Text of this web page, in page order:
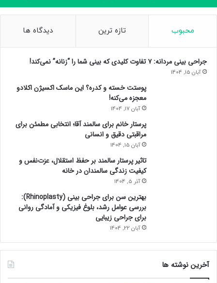
محبوب تازه ترین دیدگاه ها
جراحی بینی مردانه: ۷ تفاوت کلیدی که بینی شما را “زنانه” نمی‌کند!
آبان 15, 1404
پوستت خسته و کدره؟ این ماسک اکسیژن اکلادو
معجزه می‌کنه!
آبان 17, 1404
پرستار خانم برای سالمند آقا؛ انتخابی مطمئن برای
مراقبتی دقیق و انسانی
آبان 15, 1404
تاثیر پرستار سالمند بر حفظ استقلال، عزت‌نفس و
کیفیت زندگی سالمندان در خانه
آذر 5, 1404
بهترین سن برای جراحی بینی (Rhinoplasty):
بررسی عوامل رشد، بلوغ فیزیکی و آمادگی روانی
برای جراحی زیبایی
آبان 22, 1404
آخرین نوشته ها